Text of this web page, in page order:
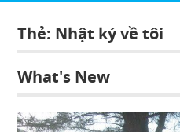
Thẻ: Nhật ký về tôi
What's New